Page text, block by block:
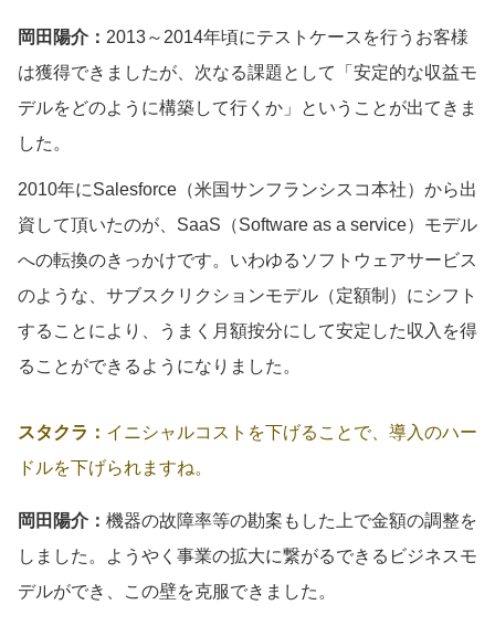
岡田陽介： 2013～2014年頃にテストケースを行うお客様
は獲得できましたが、次なる課題として「安定的な収益モ
デルをどのように構築して行くか」ということが出てきま
した。
2010年にSalesforce（米国サンフランシスコ本社）から出
資して頂いたのが、SaaS（Software as a service）モデル
への転換のきっかけです。いわゆるソフトウェアサービス
のような、サブスクリクションモデル（定額制）にシフト
することにより、うまく月額按分にして安定した収入を得
ることができるようになりました。
スタクラ： イニシャルコストを下げることで、導入のハー
ドルを下げられますね。
岡田陽介： 機器の故障率等の勘案もした上で金額の調整を
しました。ようやく事業の拡大に繋がるできるビジネスモ
デルができ、この壁を克服できました。